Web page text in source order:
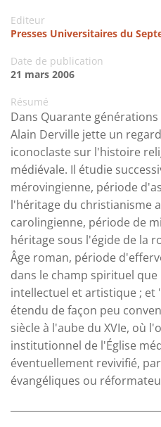
Editeur
Presses Universitaires du
Date de publication
21 mars 2006
Résumé
Dans Quarante générations
Alain Derville jette un
iconoclaste sur l'histoire
médiévale. Il étudie
mérovingienne, période
l'héritage du christianisme
carolingienne, période de
héritage sous l'égide de la
Âge roman, période
dans le champ spirituel que
intellectuel et artistique ; et
étendu de façon peu
siècle à l'aube du XVIe, où
institutionnel de l'Église
éventuellement revivifié,
évangéliques ou